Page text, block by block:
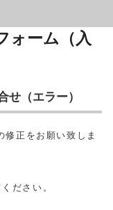
ォーム（入
（エラー）
修正をお願い致しま
ださい。